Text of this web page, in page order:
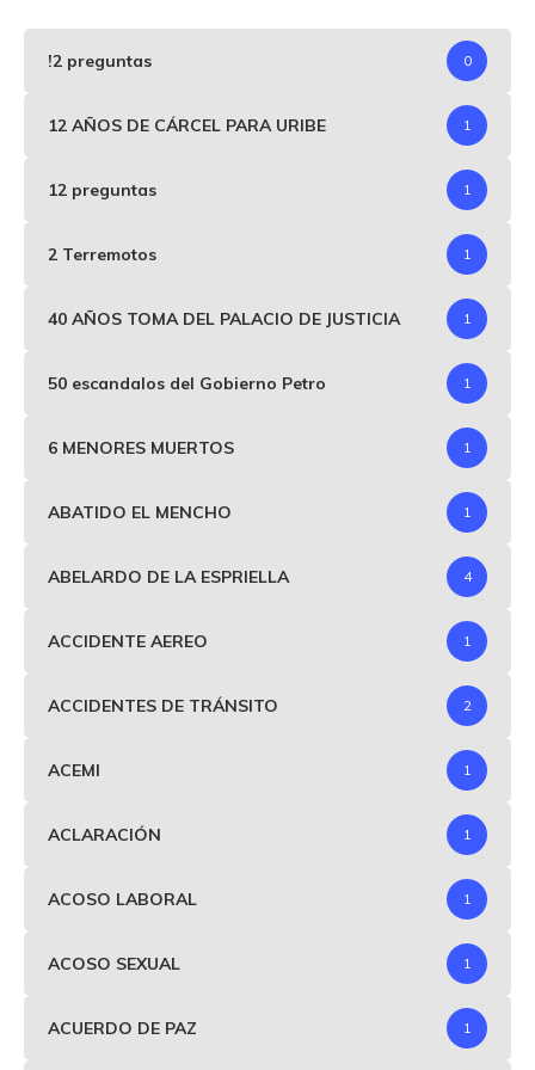
!2 preguntas 0
12 AÑOS DE CÁRCEL PARA URIBE 1
12 preguntas 1
2 Terremotos 1
40 AÑOS TOMA DEL PALACIO DE JUSTICIA 1
50 escandalos del Gobierno Petro 1
6 MENORES MUERTOS 1
ABATIDO EL MENCHO 1
ABELARDO DE LA ESPRIELLA 4
ACCIDENTE AEREO 1
ACCIDENTES DE TRÁNSITO 2
ACEMI 1
ACLARACIÓN 1
ACOSO LABORAL 1
ACOSO SEXUAL 1
ACUERDO DE PAZ 1